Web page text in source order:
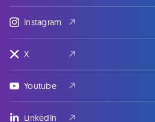
Instagram
X
Youtube
LinkedIn